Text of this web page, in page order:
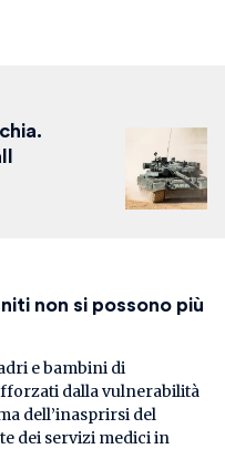
non si possono più
e bambini di
dalla vulnerabilità
dell’inasprirsi del
dei servizi medici in